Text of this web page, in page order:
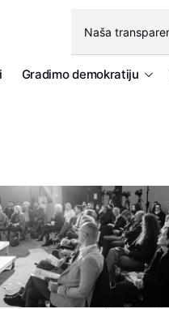
Naša
Gradimo demokratiju